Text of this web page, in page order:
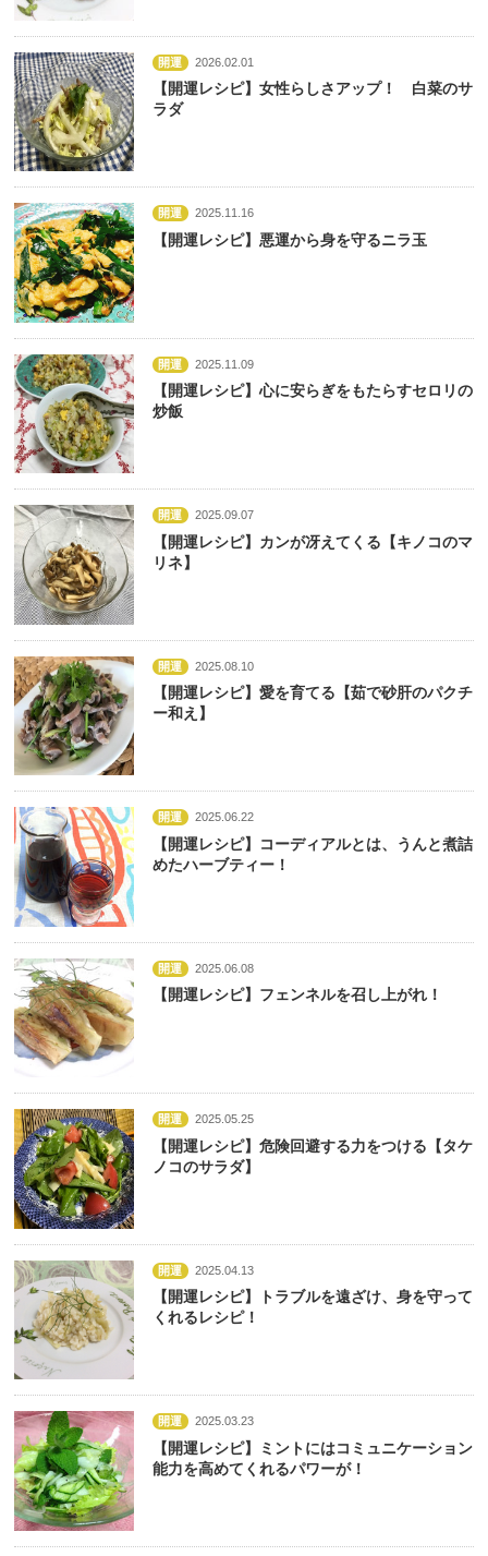
開運 2026.02.01
【開運レシピ】女性らしさアップ！ 白菜のサ
ラダ
開運 2025.11.16
【開運レシピ】悪運から身を守るニラ玉
開運 2025.11.09
【開運レシピ】心に安らぎをもたらすセロリの
炒飯
開運 2025.09.07
【開運レシピ】カンが冴えてくる【キノコのマ
リネ】
開運 2025.08.10
【開運レシピ】愛を育てる【茹で砂肝のパクチ
ー和え】
開運 2025.06.22
【開運レシピ】コーディアルとは、うんと煮詰
めたハーブティー！
開運 2025.06.08
【開運レシピ】フェンネルを召し上がれ！
開運 2025.05.25
【開運レシピ】危険回避する力をつける【タケ
ノコのサラダ】
開運 2025.04.13
【開運レシピ】トラブルを遠ざけ、身を守って
くれるレシピ！
開運 2025.03.23
【開運レシピ】ミントにはコミュニケーション
能力を高めてくれるパワーが！